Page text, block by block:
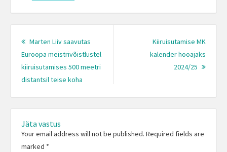
Post
navigation
Marten Liiv saavutas
Euroopa meistrivõistlustel
kiiruisutamises 500 meetri
distantsil teise koha
Kiiruisutamise MK
kalender hooajaks
2024/25
Next
Jäta vastus
Your email address will not be published. Required fields are
marked *